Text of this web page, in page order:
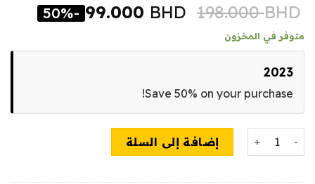
198.000BHD
99.000 BHD
-50%
متوفر في المخزون
2023
Save 50% on your purchase!
إضافة إلى السلة